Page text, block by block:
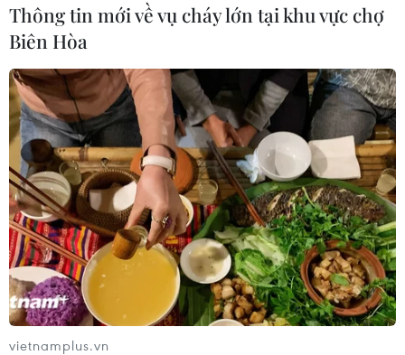
Thông tin mới về vụ cháy lớn tại khu vực chợ
Biên Hòa
vietnamplus.vn